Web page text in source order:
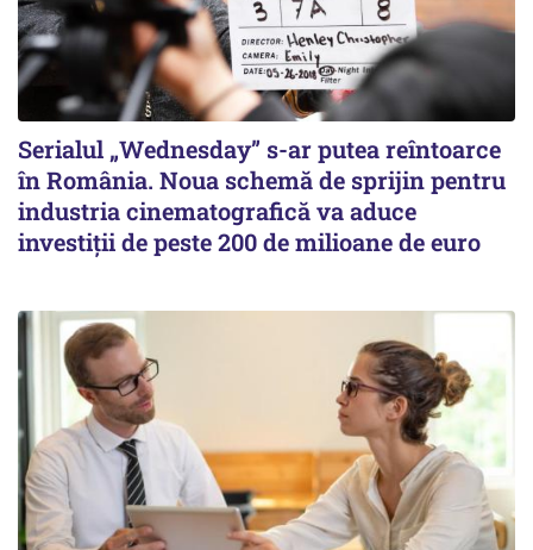
Serialul „Wednesday” s-ar putea reîntoarce
în România. Noua schemă de sprijin pentru
industria cinematografică va aduce
investiții de peste 200 de milioane de euro